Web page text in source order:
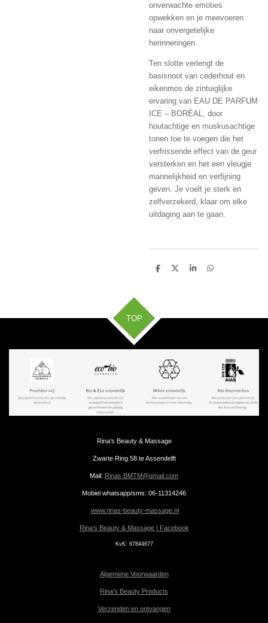
onverwachte emoties
opwekken en je meevoeren
naar onvergetelijke
herinneringen.
Ten slotte verlengt de
basisnoot van cederhout en
eikenmos de zintuiglijke
ervaring van EAU DE PARFUM
ICE – BORÉAL, door
houtachtige en muskusachtige
tonen toe te voegen die het
verfrissende effect van de geur
versterken en het een vleugje
mannelijkheid en verfijning
geven. Je voelt je sterk en
zelfverzekerd, klaar om elke
uitdaging aan te gaan.
D
D
S
D
TOP
Rina's Beauty & Massage
Zwarte Ring 58 te Assendelft
Mail: Rinas.BMTM@gmail.com
Mobiel whatsapp/sms: 06-11314246
www.rinas-beauty-massage.nl
Rina's Beauty & Massage | Facebook
KvK: 67844677
Algemene Voorwaarden
Rina's Beauty Products
Verzenden en ontvangen